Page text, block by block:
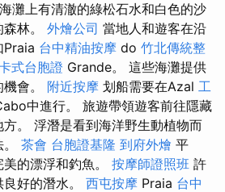
灘上有清澈的綠松石水和白色的沙
林。 外燴公司 當地人和遊客在沿
Praia 台中精油按摩 do 竹北傳統整
式台胞證 Grande。 這些海灘提供
會。 附近按摩 划船需要在Azal 工
中進行。 旅遊帶領遊客前往隱藏
。 浮潛是看到海洋野生動植物而
茶會 台胞證基隆 到府外燴 平
的漂浮和釣魚。 按摩師證照班 許
好的潛水。 西屯按摩 Praia 台中